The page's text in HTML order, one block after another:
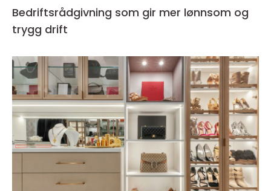
Bedriftsrådgivning som gir mer lønnsom og
trygg drift